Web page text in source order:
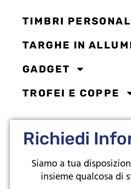
TIMBRI
TARGHE IN
GADGET
TROFEI E COPPE
Richiedi
Siamo a tua
insieme qualcosa di